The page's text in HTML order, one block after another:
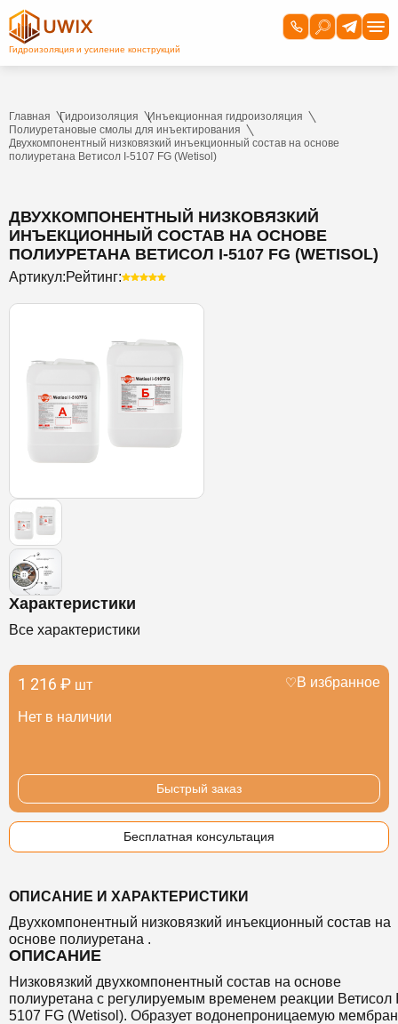
Главная Гидроизоляция
Инъекционная гидроизоляция
Полиуретановые смолы для инъектирования
Двухкомпонентный низковязкий инъекционный состав на основе
полиуретана Ветисол I-5107 FG (Wetisol)
ДВУХКОМПОНЕНТНЫЙ НИЗКОВЯЗКИЙ
ИНЪЕКЦИОННЫЙ СОСТАВ НА ОСНОВЕ
ПОЛИУРЕТАНА ВЕТИСОЛ I-5107 FG (WETISOL)
Артикул:Рейтинг:
Характеристики
Все характеристики
1 216 ₽ шт
Нет в наличии
В избранное
Быстрый заказ
Бесплатная консультация
ОПИСАНИЕ И ХАРАКТЕРИСТИКИ
Двухкомпонентный низковязкий инъекционный состав на
основе полиуретана .
ОПИСАНИЕ
Низковязкий двухкомпонентный состав на основе
полиуретана с регулируемым временем реакции Ветисол
5107 FG (Wetisol). Образует водонепроницаемую